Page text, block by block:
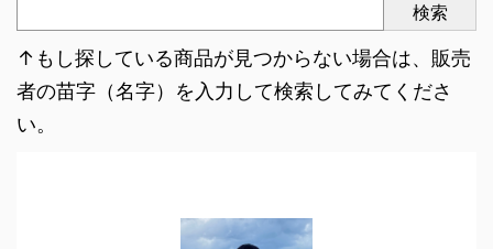
検索
↑もし探している商品が見つからない場合は、販売
者の苗字（名字）を入力して検索してみてくださ
い。